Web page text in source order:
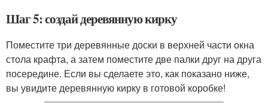
Шаг 5: создай деревянную кирку
Поместите три деревянные доски в верхней части окна
стола крафта, а затем поместите две палки друг на друга
посередине. Если вы сделаете это, как показано ниже,
вы увидите деревянную кирку в готовой коробке!